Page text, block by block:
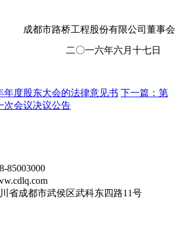
成都市路桥工程股份有限公司董事会
二〇一六年六月十七日
年度股东大会的法律意见书 下一篇：第
次会议决议公告
85003000
省成都市武侯区武科东四路11号